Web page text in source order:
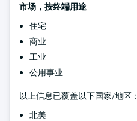
市场，按终端用途
住宅
商业
工业
公用事业
以上信息已覆盖以下国家/地区：
北美